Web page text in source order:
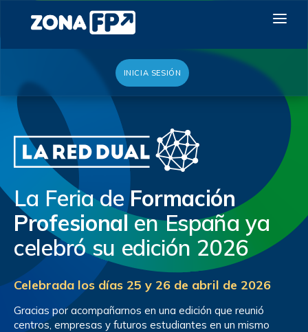
GALERÍA 2026
NOTICIAS
CONTACTO
QUIERO EXPONER
INICIA SESIÓN
La Feria deFormación
Profesionalen España ya
celebró su edición 2026
Celebrada los días 25 y 26 de abril de 2026
Gracias por acompañarnos en una edición que reunió
centros, empresas y futuros estudiantes en un mismo